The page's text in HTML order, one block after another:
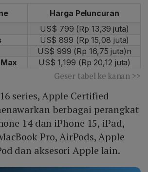
Harga Peluncuran
US$ 799 (Rp 13,39 juta)
US$ 899 (Rp 15,08 juta)
US$ 999 (Rp 16,75 juta)n
US$ 1,199 (Rp 20,12 juta)
Geser tabel ke kanan >>
series, Apple Certified
berbagai perangkat
14 dan iPhone 15, iPad,
Pro, AirPods, Apple
dan aksesori Apple lain.